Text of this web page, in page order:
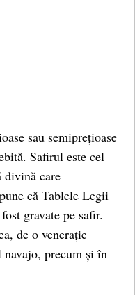
sau semiprețioase
Safirul este cel
divină care
că Tablele Legii
gravate pe safir.
de o venerație
precum și în